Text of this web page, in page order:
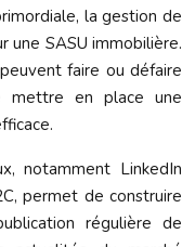
la gestion de
une SASU immobilière.
faire ou défaire
mettre en place une
notamment LinkedIn
permet de construire
régulière de